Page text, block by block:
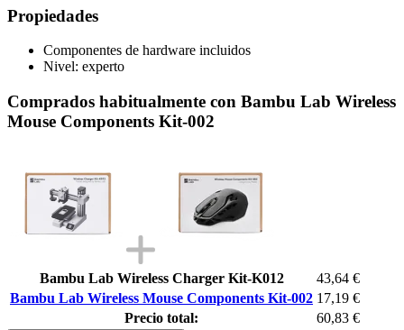
Propiedades
Componentes de hardware incluidos
Nivel: experto
Comprados habitualmente con Bambu Lab Wireless
Mouse Components Kit-002
Bambu Lab Wireless Charger Kit-K012
43,64 €
Bambu Lab Wireless Mouse Components Kit-002 17,19 €
Precio total:
60,83 €